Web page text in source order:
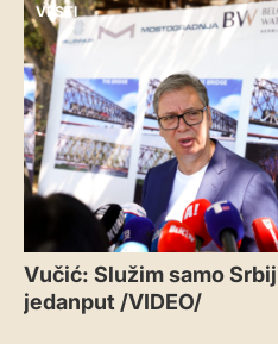
VESTI
Vučić: Služim samo
jedanput /VIDEO/